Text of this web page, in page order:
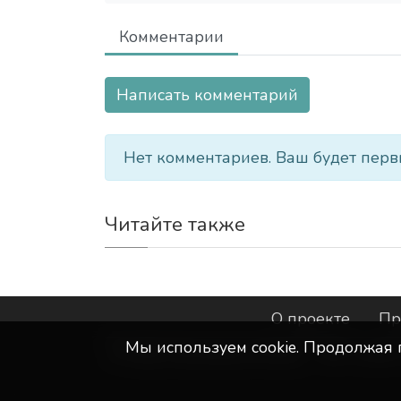
Комментарии
Написать комментарий
Нет комментариев. Ваш будет
Читайте также
О проекте
©ООО "Интернет-Курск"- Все
Мы используем сookie. Продолжая